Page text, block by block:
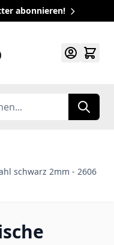
abonnieren!
schwarz 2mm - 2606